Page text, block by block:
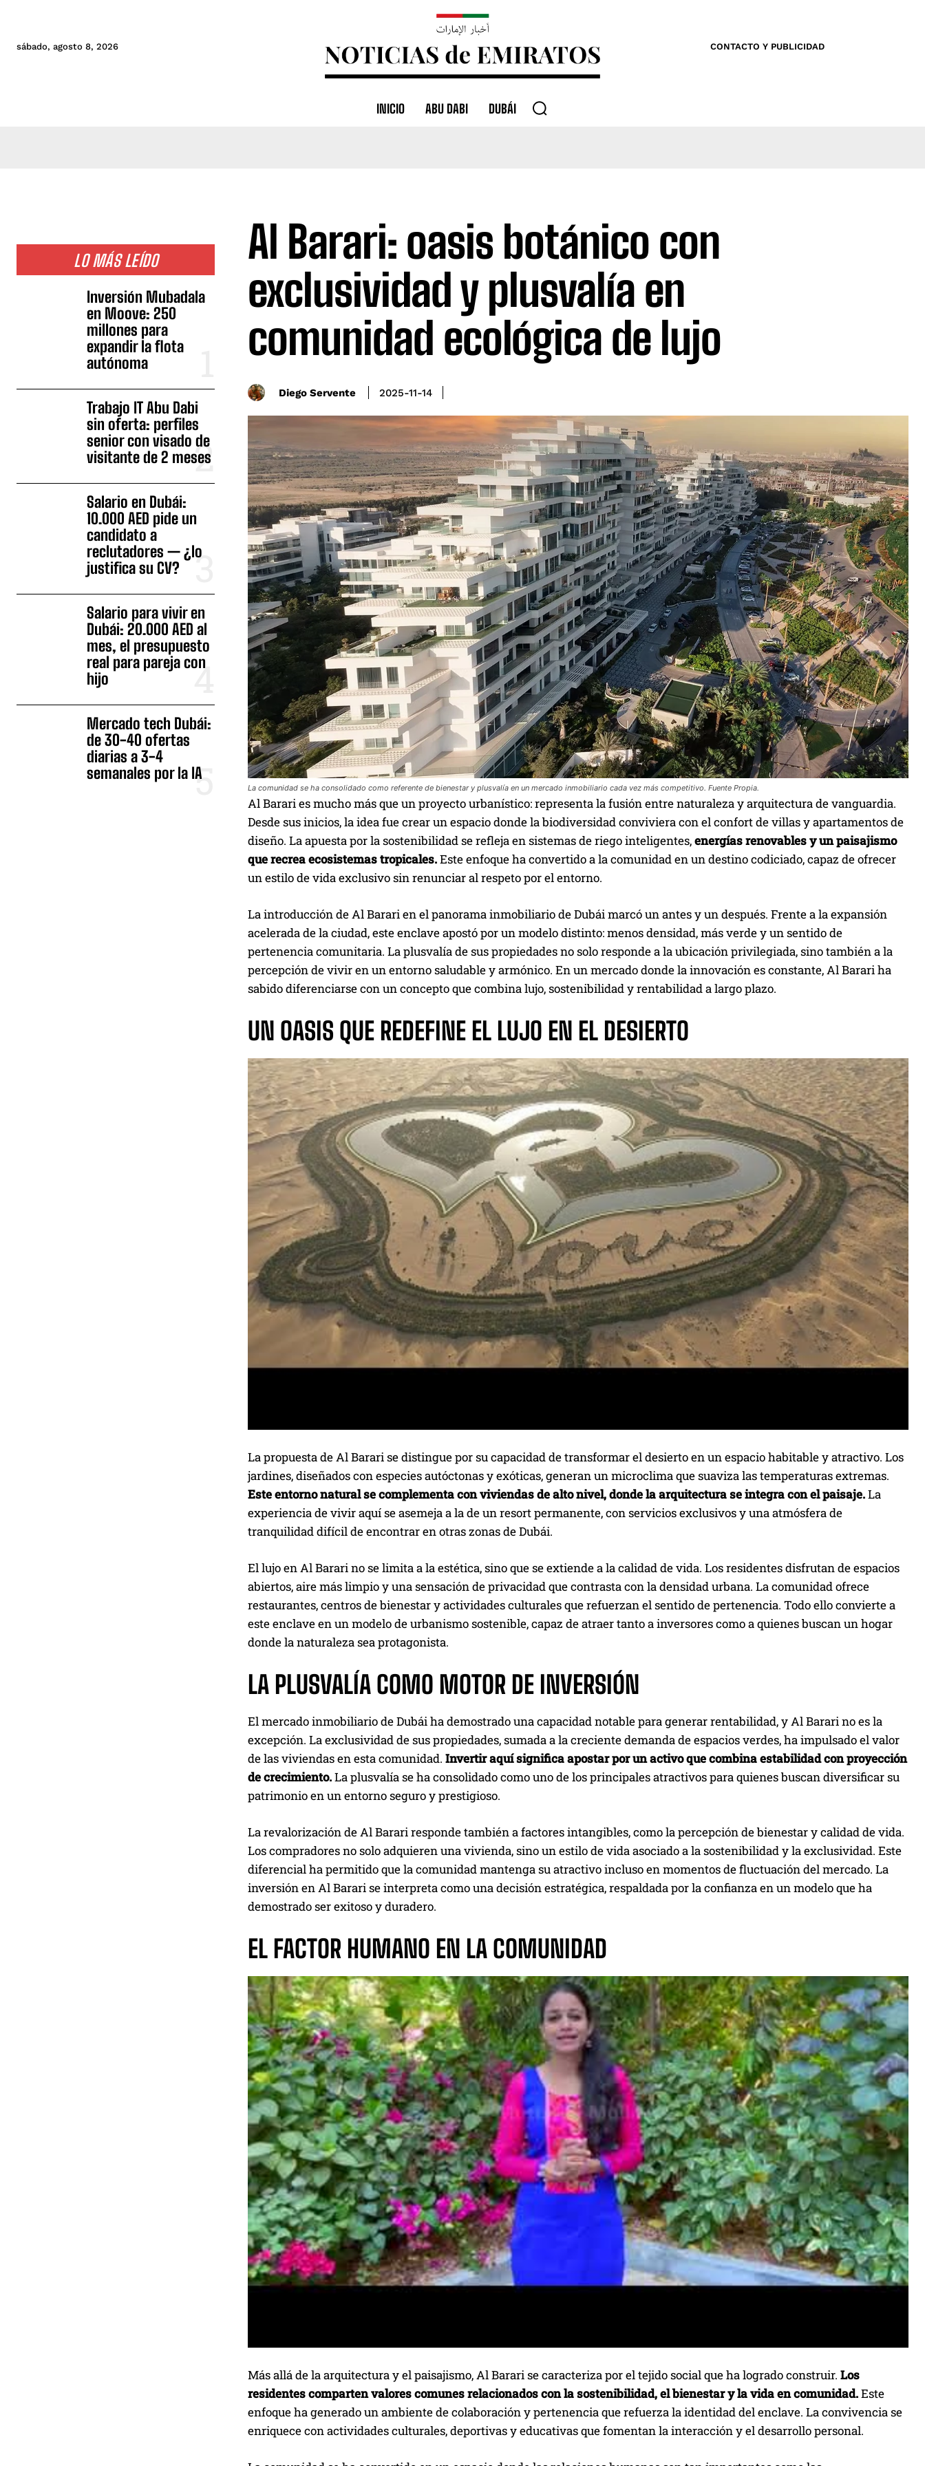
sábado, agosto 8, 2026 CONTACTO Y PUBLICIDAD
INICIO ABU DABI DUBÁI
LO MÁS LEÍDO
Inversión Mubadala
en Moove: 250
millones para
expandir la flota
autónoma
Trabajo IT Abu Dabi
sin oferta: perfiles
senior con visado de
visitante de 2 meses
Salario en Dubái:
10.000 AED pide un
candidato a
reclutadores — ¿lo
justifica su CV?
Salario para vivir en
Dubái: 20.000 AED al
mes, el presupuesto
real para pareja con
hijo
Mercado tech Dubái:
de 30-40 ofertas
diarias a 3-4
semanales por la IA
Al Barari: oasis botánico con
exclusividad y plusvalía en
comunidad ecológica de lujo
Diego Servente 2025-11-14
La comunidad se ha consolidado como referente de bienestar y plusvalía en un mercado inmobiliario cada vez más competitivo. Fuente Propia.
Al Barari es mucho más que un proyecto urbanístico: representa la fusión entre naturaleza y arquitectura de vanguardia.
Desde sus inicios, la idea fue crear un espacio donde la biodiversidad conviviera con el confort de villas y apartamentos de
diseño. La apuesta por la sostenibilidad se refleja en sistemas de riego inteligentes,energías renovables y un paisajismo
que recrea ecosistemas tropicales.Este enfoque ha convertido a la comunidad en un destino codiciado, capaz de ofrecer
un estilo de vida exclusivo sin renunciar al respeto por el entorno.
La introducción de Al Barari en el panorama inmobiliario de Dubái marcó un antes y un después. Frente a la expansión
acelerada de la ciudad, este enclave apostó por un modelo distinto: menos densidad, más verde y un sentido de
pertenencia comunitaria. La plusvalía de sus propiedades no solo responde a la ubicación privilegiada, sino también a la
percepción de vivir en un entorno saludable y armónico. En un mercado donde la innovación es constante, Al Barari ha
sabido diferenciarse con un concepto que combina lujo, sostenibilidad y rentabilidad a largo plazo.
UN OASIS QUE REDEFINE EL LUJO EN EL DESIERTO
La propuesta de Al Barari se distingue por su capacidad de transformar el desierto en un espacio habitable y atractivo. Los
jardines, diseñados con especies autóctonas y exóticas, generan un microclima que suaviza las temperaturas extremas.
Este entorno natural se complementa con viviendas de alto nivel, donde la arquitectura se integra con el paisaje.La
experiencia de vivir aquí se asemeja a la de un resort permanente, con servicios exclusivos y una atmósfera de
tranquilidad difícil de encontrar en otras zonas de Dubái.
El lujo en Al Barari no se limita a la estética, sino que se extiende a la calidad de vida. Los residentes disfrutan de espacios
abiertos, aire más limpio y una sensación de privacidad que contrasta con la densidad urbana. La comunidad ofrece
restaurantes, centros de bienestar y actividades culturales que refuerzan el sentido de pertenencia. Todo ello convierte a
este enclave en un modelo de urbanismo sostenible, capaz de atraer tanto a inversores como a quienes buscan un hogar
donde la naturaleza sea protagonista.
LA PLUSVALÍA COMO MOTOR DE INVERSIÓN
El mercado inmobiliario de Dubái ha demostrado una capacidad notable para generar rentabilidad, y Al Barari no es la
excepción. La exclusividad de sus propiedades, sumada a la creciente demanda de espacios verdes, ha impulsado el valor
de las viviendas en esta comunidad. Invertir aquí significa apostar por un activo que combina estabilidad con proyección
de crecimiento.La plusvalía se ha consolidado como uno de los principales atractivos para quienes buscan diversificar su
patrimonio en un entorno seguro y prestigioso.
La revalorización de Al Barari responde también a factores intangibles, como la percepción de bienestar y calidad de vida.
Los compradores no solo adquieren una vivienda, sino un estilo de vida asociado a la sostenibilidad y la exclusividad. Este
diferencial ha permitido que la comunidad mantenga su atractivo incluso en momentos de fluctuación del mercado. La
inversión en Al Barari se interpreta como una decisión estratégica, respaldada por la confianza en un modelo que ha
demostrado ser exitoso y duradero.
EL FACTOR HUMANO EN LA COMUNIDAD
Más allá de la arquitectura y el paisajismo, Al Barari se caracteriza por el tejido social que ha logrado construir. Los
residentes comparten valores comunes relacionados con la sostenibilidad, el bienestar y la vida en comunidad.Este
enfoque ha generado un ambiente de colaboración y pertenencia que refuerza la identidad del enclave. La convivencia se
enriquece con actividades culturales, deportivas y educativas que fomentan la interacción y el desarrollo personal.